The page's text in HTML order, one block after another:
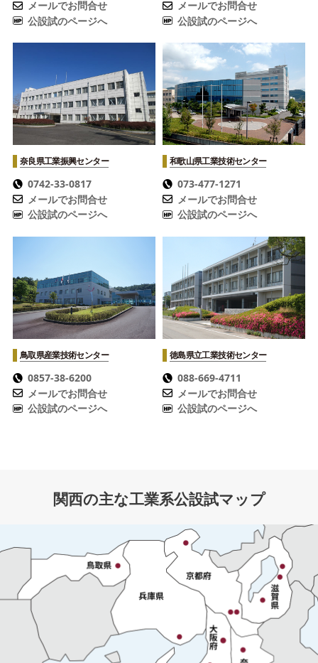
メールでお問合せ
公設試のページへ
メールでお問合せ
公設試のページへ
奈良県工業振興センター
0742-33-0817
メールでお問合せ
公設試のページへ
和歌山県工業技術センター
073-477-1271
メールでお問合せ
公設試のページへ
鳥取県産業技術センター
0857-38-6200
メールでお問合せ
公設試のページへ
徳島県立工業技術センター
088-669-4711
メールでお問合せ
公設試のページへ
関西の主な工業系公設試マップ